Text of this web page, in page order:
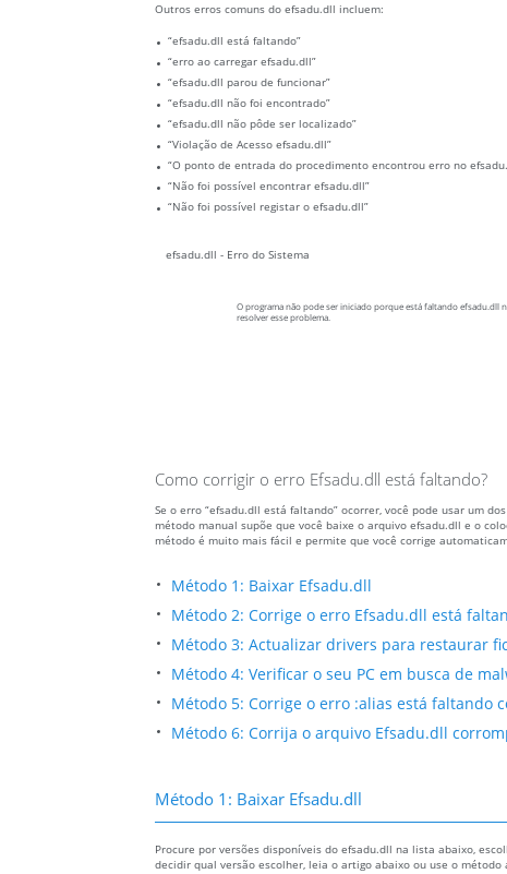
Outros erros comuns do efsadu.dll incluem:
“efsadu.dll está faltando”
“erro ao carregar efsadu.dll”
“efsadu.dll parou de funcionar”
“efsadu.dll não foi encontrado”
“efsadu.dll não pôde ser localizado”
“Violação de Acesso efsadu.dll”
“O ponto de entrada do procedimento encontrou erro no
“Não foi possível encontrar efsadu.dll”
“Não foi possível registar o efsadu.dll”
efsadu.dll - Erro do Sistema
O programa não pode ser iniciado porque está faltando efsadu.dll
resolver esse problema.
Como corrigir o erro Efsadu.dll está faltando?
Se o erro “efsadu.dll está faltando” ocorrer, você pode usar um
método manual supõe que você baixe o arquivo efsadu.dll e o
método é muito mais fácil e permite que você corrige
Método 1: Baixar Efsadu.dll
Método 2: Corrige o erro Efsadu.dll está
Método 3: Actualizar drivers para restaurar
Método 4: Verificar o seu PC em busca de
Método 5: Corrige o erro :alias está faltando
Método 6: Corrija o arquivo Efsadu.dll
Método 1: Baixar Efsadu.dll
Procure por versões disponíveis do efsadu.dll na lista abaixo,
decidir qual versão escolher, leia o artigo abaixo ou use o